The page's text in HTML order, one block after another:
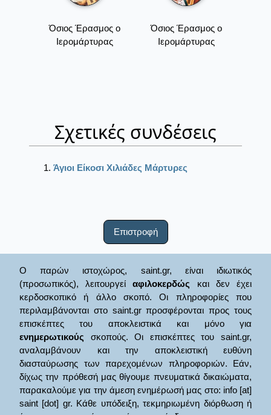
Όσιος Έρασμος ο
Ιερομάρτυρας
Όσιος Έρασμος ο
Ιερομάρτυρας
Σχετικές συνδέσεις
Άγιοι Είκοσι Χιλιάδες Μάρτυρες
Επιστροφή
Ο παρών ιστοχώρος, saint.gr, είναι ιδιωτικός
(προσωπικός), λειτουργείαφιλοκερδώς και δεν έχει
κερδοσκοπικό ή άλλο σκοπό. Οι πληροφορίες που
περιλαμβάνονται στο saint.gr προσφέρονται προς τους
επισκέπτες του αποκλειστικά και μόνο για
ενημερωτικούς σκοπούς. Οι επισκέπτες του saint.gr,
αναλαμβάνουν και την αποκλειστική ευθύνη
διασταύρωσης των παρεχομένων πληροφοριών. Εάν,
δίχως την πρόθεσή μας θίγουμε πνευματικά δικαιώματα,
παρακαλούμε για την άμεση ενημέρωσή μας στο: info [at]
saint [dot] gr. Κάθε υπόδειξη, τεκμηριωμένη διόρθωση ή